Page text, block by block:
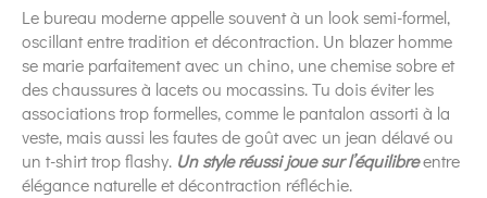
Le bureau moderne appelle souvent à un look semi-formel,
oscillant entre tradition et décontraction. Un blazer homme
se marie parfaitement avec un chino, une chemise sobre et
des chaussures à lacets ou mocassins. Tu dois éviter les
associations trop formelles, comme le pantalon assorti à la
veste, mais aussi les fautes de goût avec un jean délavé ou
un t-shirt trop flashy. Un style réussi joue sur l’équilibreentre
élégance naturelle et décontraction réfléchie.